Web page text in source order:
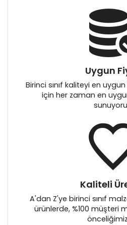
Uygun
Birinci sınıf kaliteyi en
için her zaman en
Kaliteli
A'dan Z'ye birinci sınıf
ürünlerde, %100 müşteri